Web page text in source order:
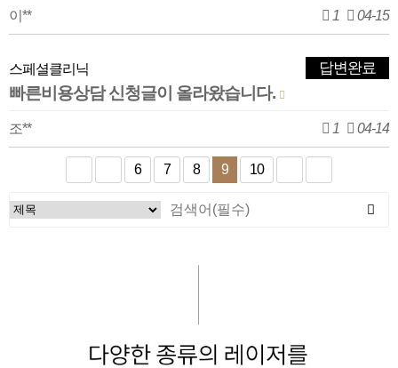
이** 1 04-15
스페셜클리닉
빠른비용상담 신청글이 올라왔습니다.
답변완료
조** 1 04-14
6 7 8 9 10